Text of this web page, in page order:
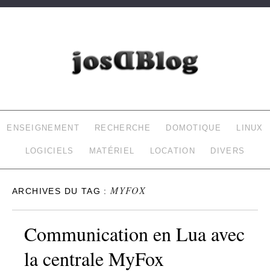
ENSEIGNEMENT RECHERCHE DOMOTIQUE LINUX
LOGICIELS MATÉRIEL LOCATION DIVERS
ARCHIVES DU TAG : MYFOX
Communication en Lua avec
la centrale MyFox